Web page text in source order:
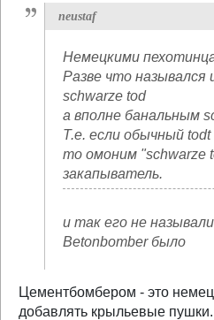
neustaf
Немецкими
Разве что назывался
schwarze tod
а вполне банальным
Т.е. если обычный
то омоним "schwarze
закапыватель.
и так его не
Betonbomber было
Цементбомбером - это
добавлять крыльевые пушки.